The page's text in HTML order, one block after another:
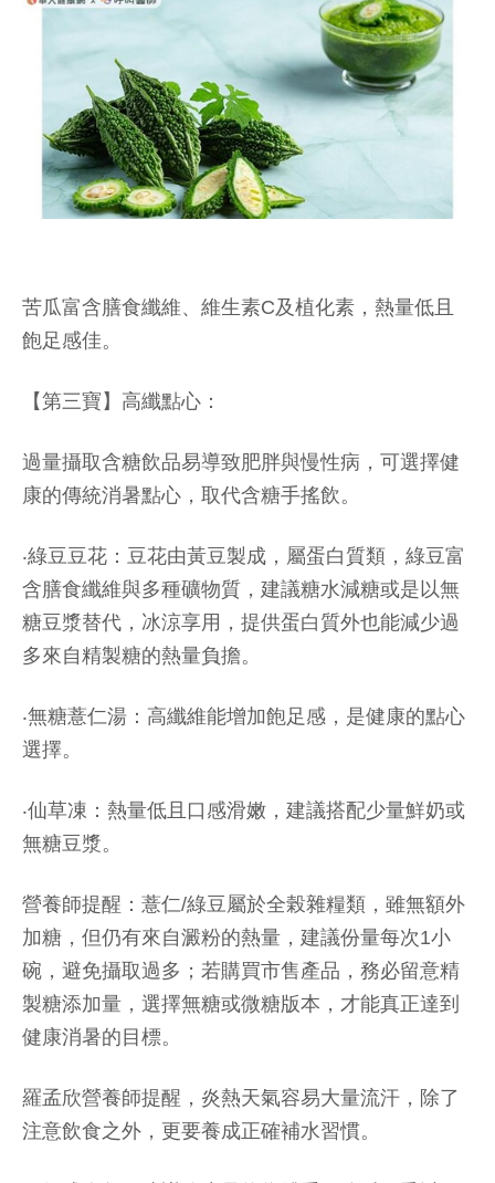
苦瓜富含膳食纖維、維生素C及植化素，熱量低且
飽足感佳。
【第三寶】高纖點心：
過量攝取含糖飲品易導致肥胖與慢性病，可選擇健
康的傳統消暑點心，取代含糖手搖飲。
‧綠豆豆花：豆花由黃豆製成，屬蛋白質類，綠豆富
含膳食纖維與多種礦物質，建議糖水減糖或是以無
糖豆漿替代，冰涼享用，提供蛋白質外也能減少過
多來自精製糖的熱量負擔。
‧無糖薏仁湯：高纖維能增加飽足感，是健康的點心
選擇。
‧仙草凍：熱量低且口感滑嫩，建議搭配少量鮮奶或
無糖豆漿。
營養師提醒：薏仁/綠豆屬於全榖雜糧類，雖無額外
加糖，但仍有來自澱粉的熱量，建議份量每次1小
碗，避免攝取過多；若購買市售產品，務必留意精
製糖添加量，選擇無糖或微糖版本，才能真正達到
健康消暑的目標。
羅孟欣營養師提醒，炎熱天氣容易大量流汗，除了
注意飲食之外，更要養成正確補水習慣。